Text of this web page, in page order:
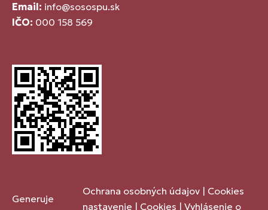
Email: info@sosospu.sk
IČO: 000 158 569
Generuje
Ochrana osobných údajov | Cookies
nastavenie | Cookies | Vyhlásenie o